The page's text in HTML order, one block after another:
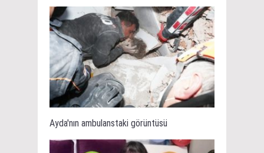
Ayda'nın ambulanstaki görüntüsü